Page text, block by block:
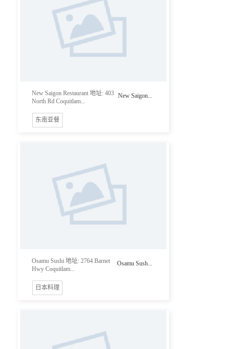
New Saigon...
New Saigon Restaurant 地址: 403
North Rd Coquitlam...
东南亚餐
Osamu Sush...
Osamu Sushi 地址: 2764 Barnet
Hwy Coquitlam...
日本料理